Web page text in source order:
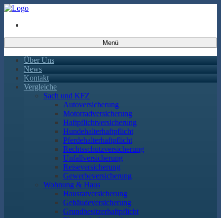
Menü
Über Uns
News
Kontakt
Vergleiche
Sach und KFZ
Autoversicherung
Motorradversicherung
Haftpflichtversicherung
Hundehalterhaftpflicht
Pferdehalterhaftpflicht
Rechtsschutzversicherung
Unfallversicherung
Reiseversicherung
Gewerbeversicherung
Wohnung & Haus
Hausratversicherung
Gebäudeversicherung
Grundbesitzerhaftpflicht